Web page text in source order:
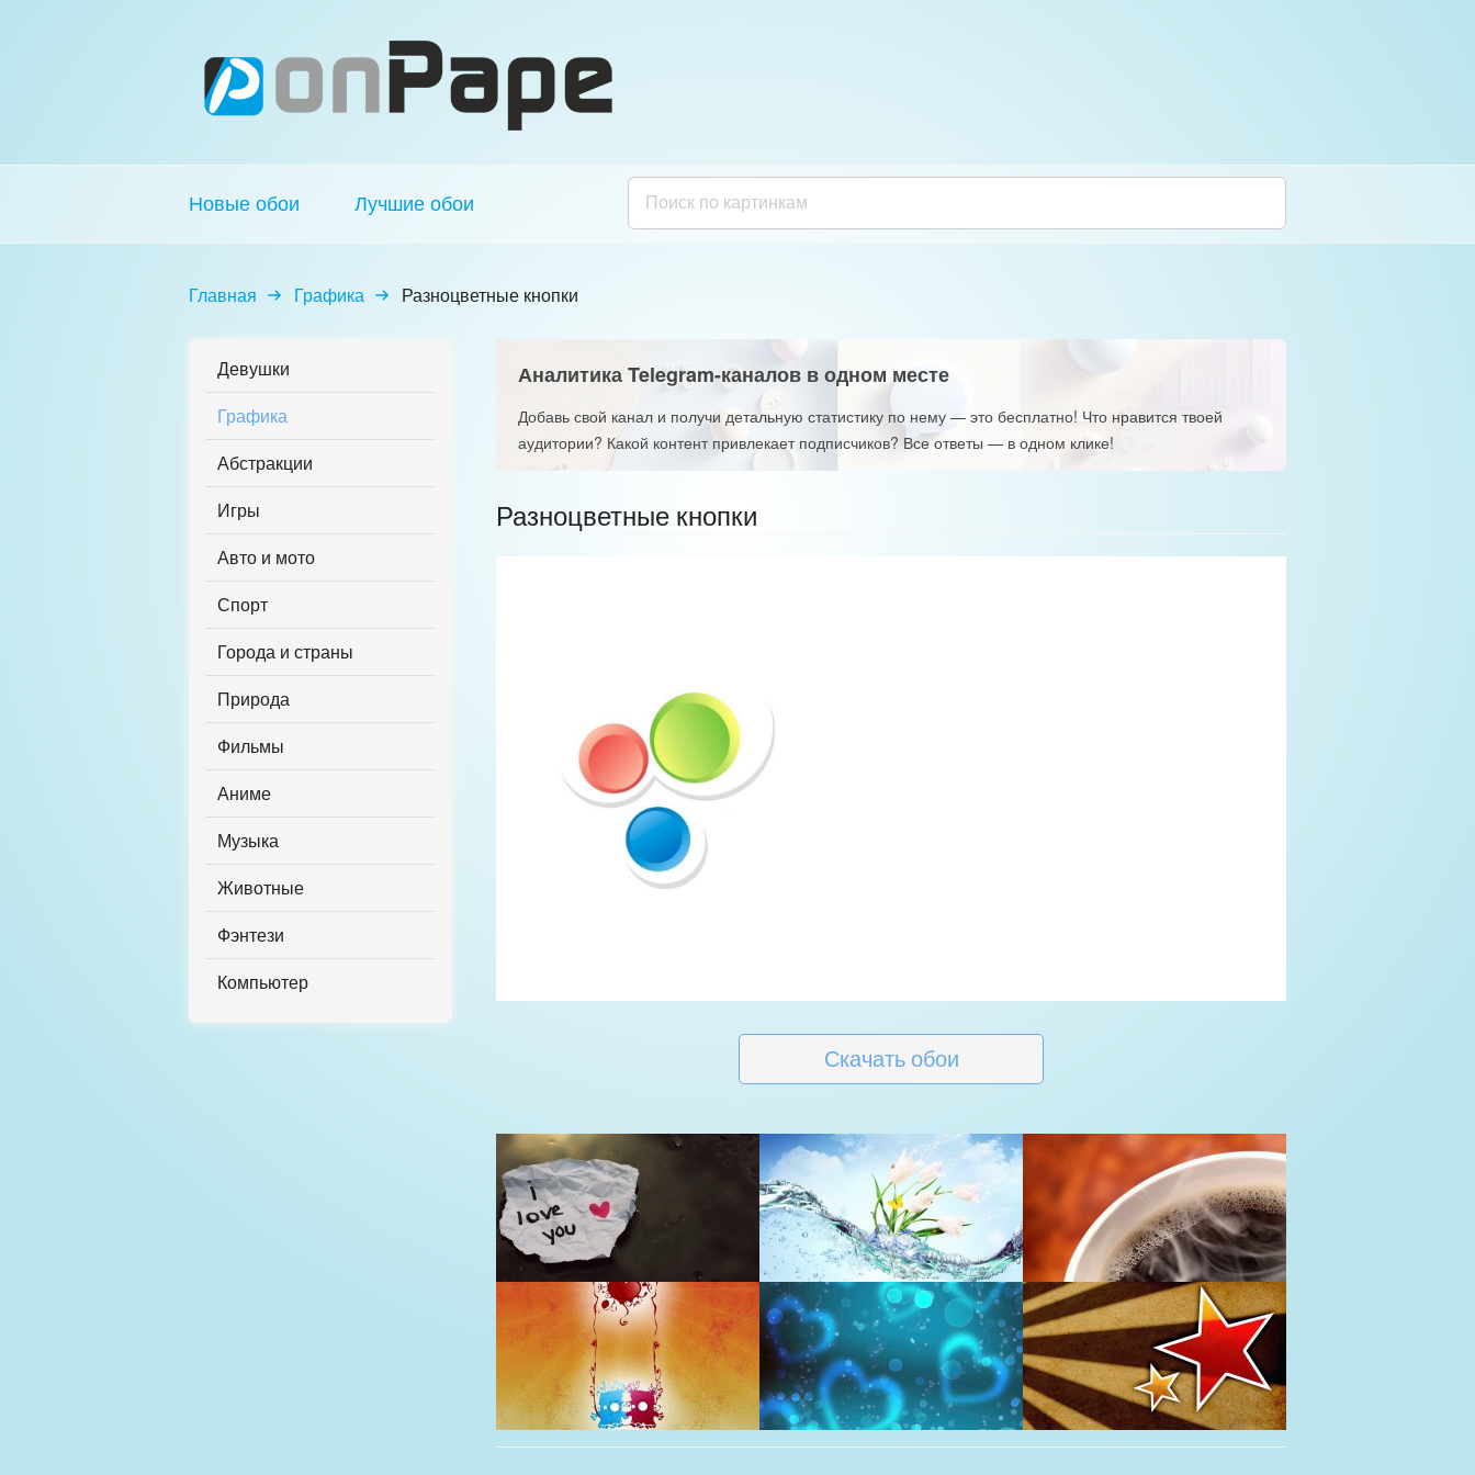
Новые обои Лучшие обои
Главная Графика Разноцветные кнопки
Девушки
Графика
Абстракции
Игры
Авто и мото
Спорт
Города и страны
Природа
Фильмы
Аниме
Музыка
Животные
Фэнтези
Компьютер
Аналитика Telegram-каналов в одном месте
Добавь свой канал и получи детальную статистику по нему — это бесплатно! Что нравится твоей
аудитории? Какой контент привлекает подписчиков? Все ответы — в одном клике!
Разноцветные кнопки
Скачать обои